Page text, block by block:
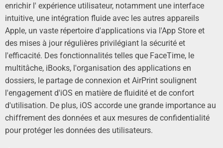
enrichir l' expérience utilisateur, notamment une interface
intuitive, une intégration fluide avec les autres appareils
Apple, un vaste répertoire d'applications via l'App Store et
des mises à jour régulières privilégiant la sécurité et
l'efficacité. Des fonctionnalités telles que FaceTime, le
multitâche, iBooks, l'organisation des applications en
dossiers, le partage de connexion et AirPrint soulignent
l'engagement d'iOS en matière de fluidité et de confort
d'utilisation. De plus, iOS accorde une grande importance au
chiffrement des données et aux mesures de confidentialité
pour protéger les données des utilisateurs.